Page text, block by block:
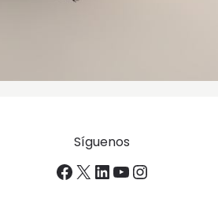
Síguenos
Facebook
X LinkedIn
YouTube
Instagram